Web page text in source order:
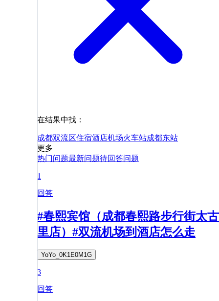
在结果中找：
成都双流区住宿酒店机场火车站成都东站
更多
热门问题最新问题待回答问题
1
回答
#春熙宾馆（成都春熙路步行街太古
里店）#双流机场到酒店怎么走
YoYo_0K1E0M1G
3
回答